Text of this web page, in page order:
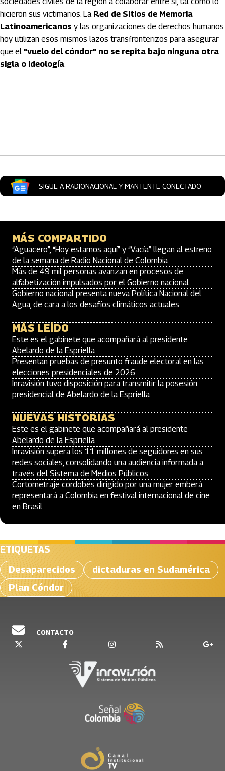
hicieron sus victimarios. La Red de Sitios de Memoria
Latinoamericanos y las organizaciones de derechos humanos
hoy utilizan esos mismos lazos transfronterizos para asegurar
que el "vuelo del cóndor" no se repita bajo ninguna otra
sigla o ideología.
SIGUE A RADIONACIONAL Y MANTENTE CONECTADO
MÁS COMPARTIDO
“Aguacero”, “Hoy estamos aquí” y “Vacía” llegan al estreno
de la semana de Radio Nacional de Colombia
Más de 49 mil personas avanzan en procesos de
alfabetización impulsados por el Gobierno nacional
Gobierno nacional presenta nueva Política Nacional del
Agua, de cara a los desafíos climáticos actuales
MÁS LEÍDO
Este es el gabinete que acompañará al presidente
Abelardo de la Espriella
Presentan pruebas de presunto fraude electoral en las
elecciones presidenciales de 2026
Inravisión tuvo disposición para transmitir la posesión
presidencial de Abelardo de la Espriella
NUEVAS HISTORIAS
Este es el gabinete que acompañará al presidente
Abelardo de la Espriella
Inravisión supera los 11 millones de seguidores en sus
redes sociales, consolidando una audiencia informada a
través del Sistema de Medios Públicos
Cortometraje cordobés dirigido por una mujer emberá
representará a Colombia en festival internacional de cine
en Brasil
ETIQUETAS
Desaparecidos
dictaduras en Sudamérica
Plan Cóndor
CONTACTO